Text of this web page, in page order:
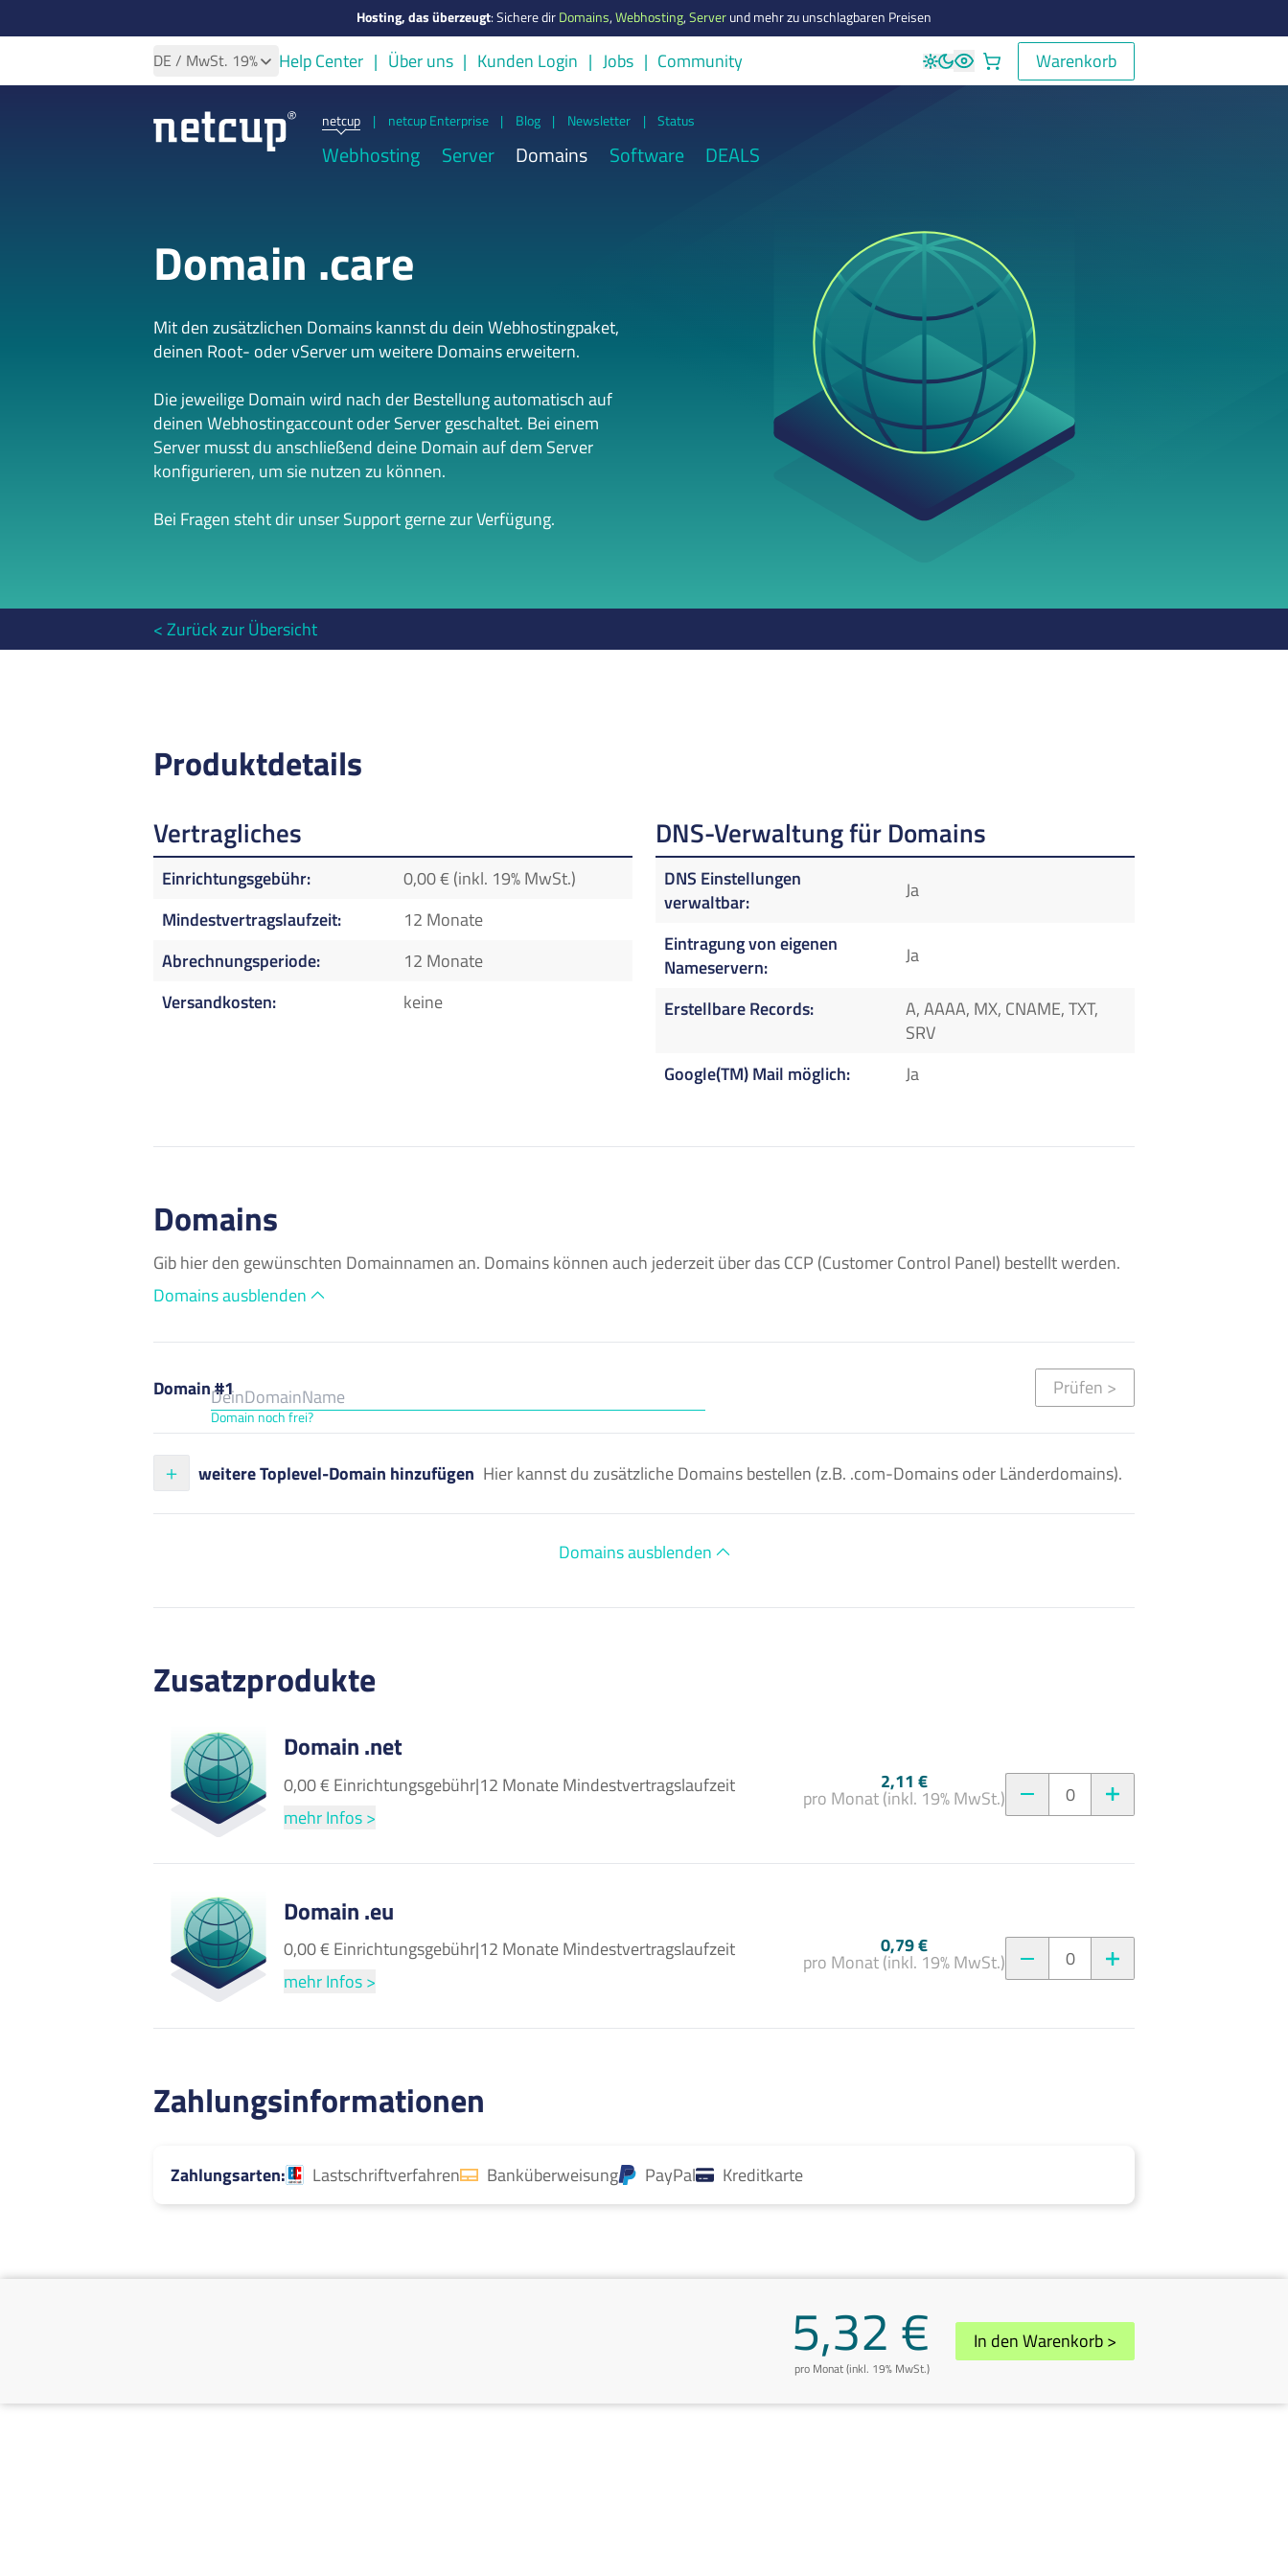
Hosting, das überzeugt:Sichere dirDomains,Webhosting,Serverund mehr zu unschlagbaren Preisen
DE / MwSt. 19% Help Center Über uns Kunden Login Jobs Community Warenkorb
Warenkorb
netcup | netcup Enterprise | Blog | Newsletter | Status
Webhosting Server Domains Software DEALS
Domain .care
Mit den zusätzlichen Domains kannst du dein Webhostingpaket,
deinen Root- oder vServer um weitere Domains erweitern.
Die jeweilige Domain wird nach der Bestellung automatisch auf
deinen Webhostingaccount oder Server geschaltet. Bei einem
Server musst du anschließend deine Domain auf dem Server
konfigurieren, um sie nutzen zu können.
Bei Fragen steht dir unser Support gerne zur Verfügung.
Zurück zur Übersicht
Produktdetails
Vertragliches
Einrichtungsgebühr
0,00 € (inkl. 19% MwSt.)
Mindestvertragslaufzeit
12 Monate
Abrechnungsperiode
12 Monate
Versandkosten
keine
DNS-Verwaltung für Domains
DNS Einstellungen
verwaltbar
Ja
Eintragung von eigenen
Nameservern
Ja
Erstellbare Records
A, AAAA, MX, CNAME, TXT,
SRV
Google(TM) Mail möglich
Ja
Domains
Gib hier den gewünschten Domainnamen an. Domains können auch jederzeit über das CCP (Customer Control Panel) bestellt werden.
Domains ausblenden
Domain #1
Domain noch frei?
Prüfen >
weitere Toplevel-Domain hinzufügen Hier kannst du zusätzliche Domains bestellen (z.B. .com-Domains oder Länderdomains).
Domains ausblenden
Zusatzprodukte
Domain .net
0,00 € Einrichtungsgebühr|12 Monate Mindestvertragslaufzeit
mehr Infos >
2,11 €
pro Monat (inkl. 19% MwSt.) 0
Domain .eu
0,00 € Einrichtungsgebühr|12 Monate Mindestvertragslaufzeit
mehr Infos >
0,79 €
pro Monat (inkl. 19% MwSt.) 0
Zahlungsinformationen
Zahlungsarten Lastschriftverfahren Banküberweisung PayPal Kreditkarte
5,32 €
pro Monat (inkl. 19% MwSt.)
In den Warenkorb >